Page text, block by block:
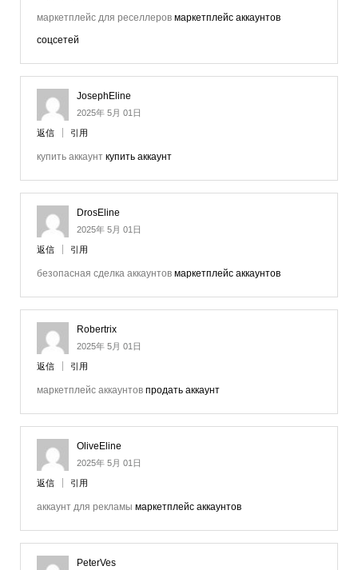
маркетплейс для реселлеров маркетплейс аккаунтов
соцсетей
JosephEline
2025年 5月 01日
返信 引用
купить аккаунт купить аккаунт
DrosEline
2025年 5月 01日
返信 引用
безопасная сделка аккаунтов маркетплейс аккаунтов
Robertrix
2025年 5月 01日
返信 引用
маркетплейс аккаунтов продать аккаунт
OliveEline
2025年 5月 01日
返信 引用
аккаунт для рекламы маркетплейс аккаунтов
PeterVes